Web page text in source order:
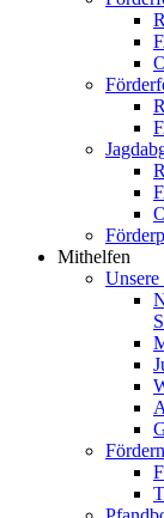
Mithelfen
Unsere